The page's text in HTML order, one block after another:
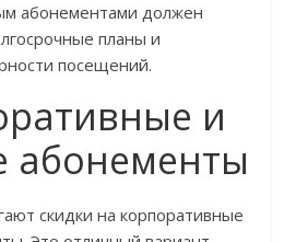
абонементами должен
планы и
посещений.
и
абонементы
скидки на корпоративные